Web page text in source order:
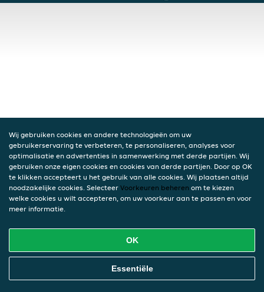
Wij gebruiken cookies en andere technologieën om uw
gebruikerservaring te verbeteren, te personaliseren, analyses voor
optimalisatie en advertenties in samenwerking met derde partijen. Wij
gebruiken onze eigen cookies en cookies van derde partijen. Door op OK
te klikken accepteert u het gebruik van alle cookies. Wij plaatsen altijd
noodzakelijke cookies. Selecteer Voorkeuren beheren om te kiezen
welke cookies u wilt accepteren, om uw voorkeur aan te passen en voor
meer informatie.
OK
Essentiële